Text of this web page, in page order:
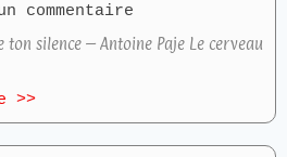
commentaire
ton silence – Antoine Paje Le cerveau
>>